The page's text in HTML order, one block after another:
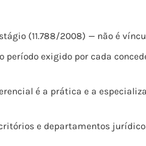
(11.788/2008) — não é
exigido por cada
é a prática e a
e departamentos